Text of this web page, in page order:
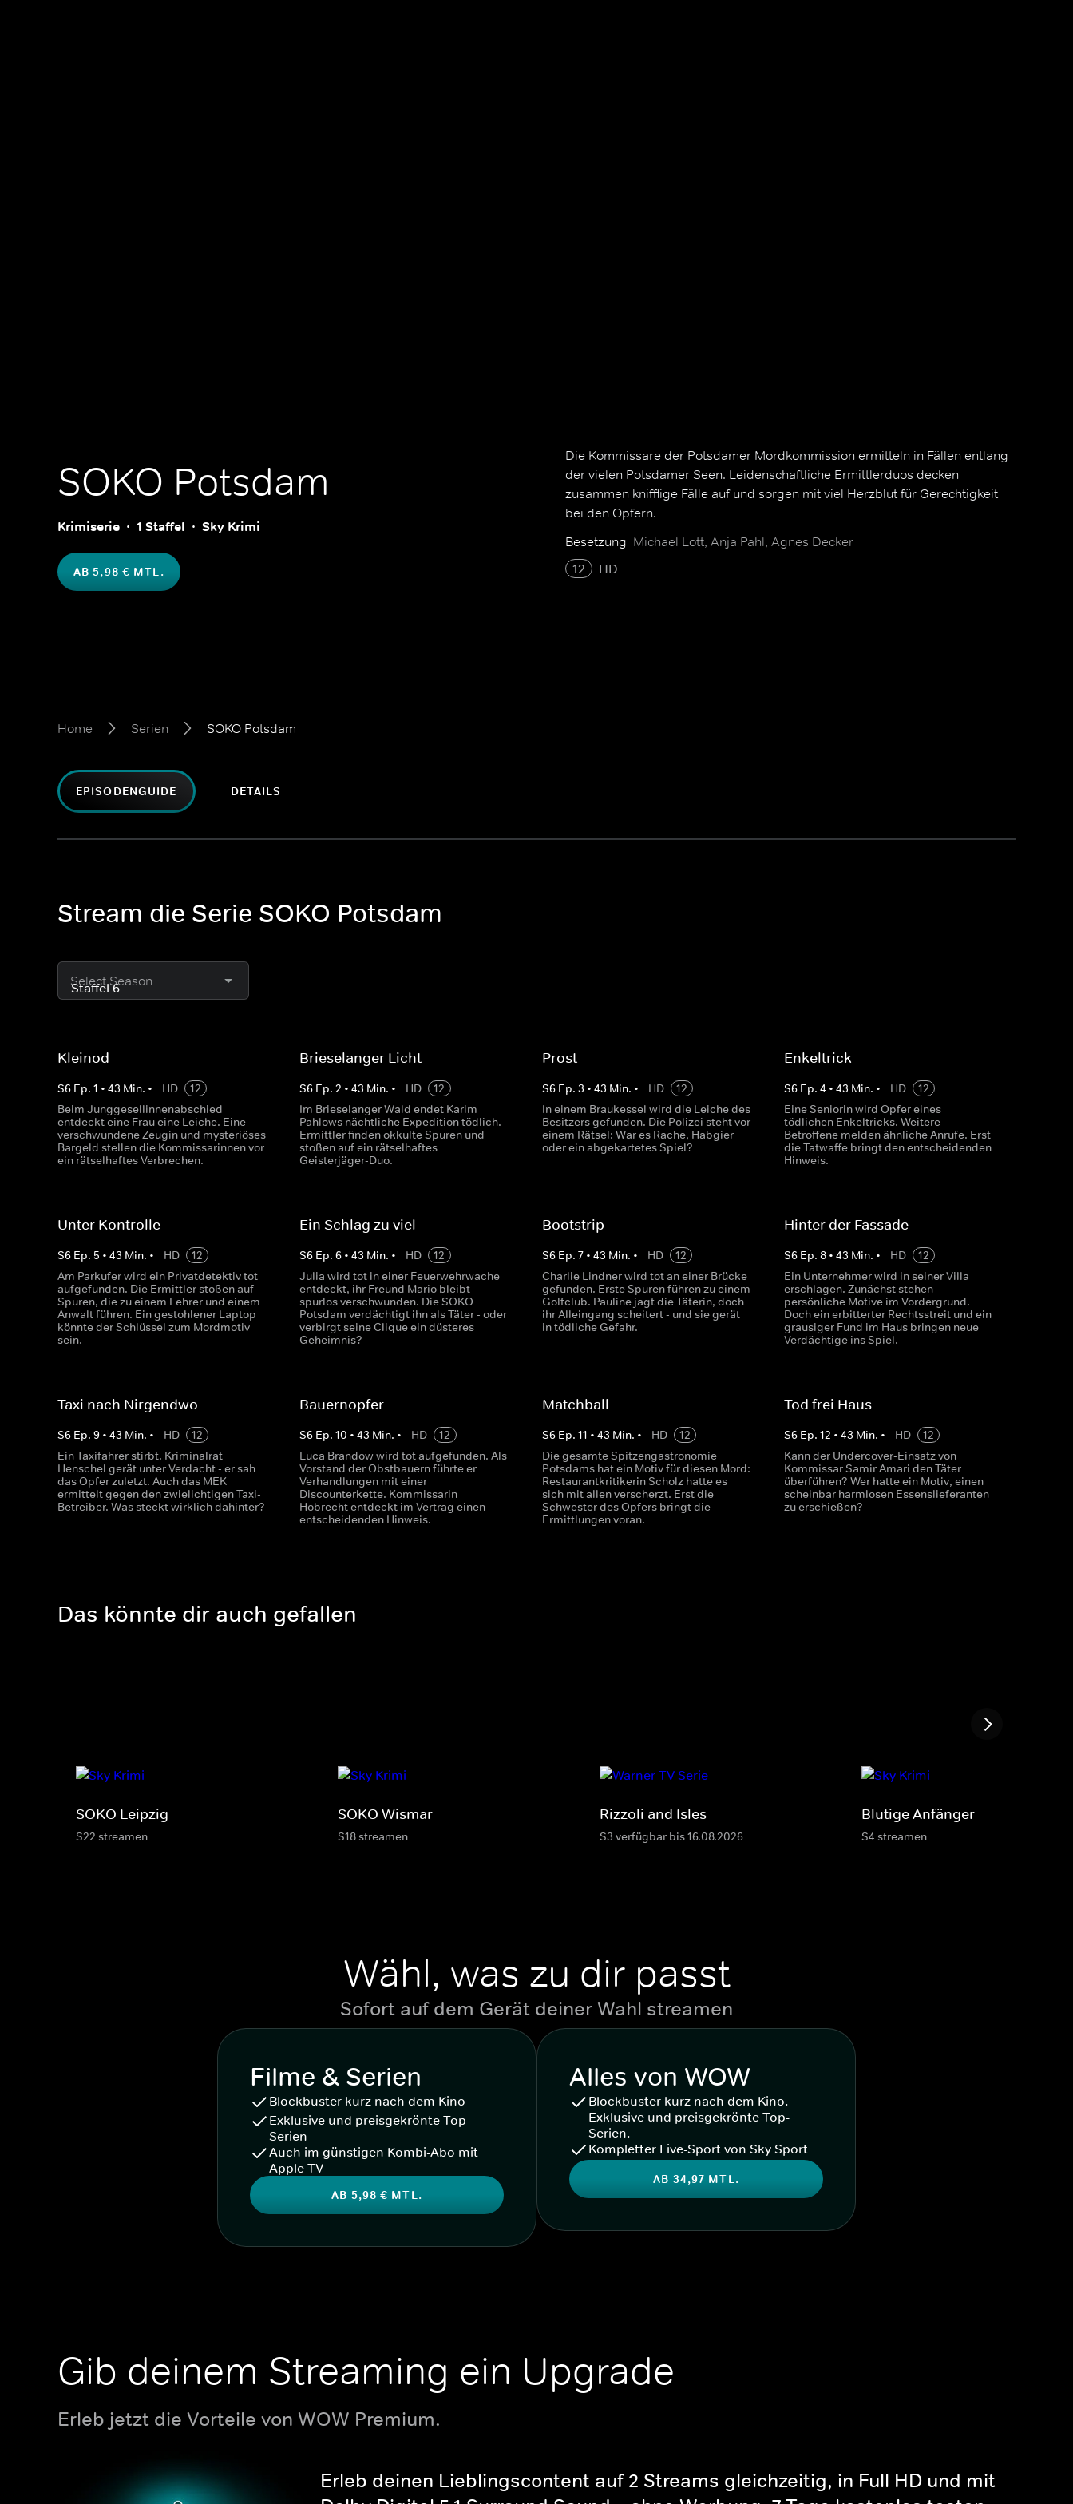
SOKO Potsdam
Krimiserie 1 Staffel Sky Krimi
AB 5,98 € MTL.
Die Kommissare der Potsdamer Mordkommission ermitteln in Fällen entlang
der vielen Potsdamer Seen. Leidenschaftliche Ermittlerduos decken
zusammen knifflige Fälle auf und sorgen mit viel Herzblut für Gerechtigkeit
bei den Opfern.
Besetzung Michael Lott, Anja Pahl, Agnes Decker
12
HD
Home Serien SOKO Potsdam
EPISODENGUIDE DETAILS
Stream die Serie SOKO Potsdam
Select Season
Kleinod
S6 Ep. 1 • 43 Min. • HD
12
Beim Junggesellinnenabschied
entdeckt eine Frau eine Leiche. Eine
verschwundene Zeugin und mysteriöses
Bargeld stellen die Kommissarinnen vor
ein rätselhaftes Verbrechen.
Brieselanger Licht
S6 Ep.2 •43 Min. • HD
12
Im Brieselanger Wald endet Karim
Pahlows nächtliche Expedition tödlich.
Ermittler finden okkulte Spuren und
stoßen auf ein rätselhaftes
Geisterjäger-Duo.
Prost
S6 Ep. 3 • 43 Min. • HD
12
In einem Braukessel wird die Leiche des
Besitzers gefunden. Die Polizei steht vor
einem Rätsel: War es Rache, Habgier
oder ein abgekartetes Spiel?
Enkeltrick
S6 Ep. 4 • 43 Min. • HD
12
Eine Seniorin wird Opfer eines
tödlichen Enkeltricks. Weitere
Betroffene melden ähnliche Anrufe. Erst
die Tatwaffe bringt den entscheidenden
Hinweis.
Unter Kontrolle
S6 Ep. 5 • 43 Min. • HD
12
Am Parkufer wird ein Privatdetektiv tot
aufgefunden. Die Ermittler stoßen auf
Spuren, die zu einem Lehrer und einem
Anwalt führen. Ein gestohlener Laptop
könnte der Schlüssel zum Mordmotiv
sein.
Ein Schlag zu viel
S6 Ep.6 •43 Min. • HD
12
Julia wird tot in einer Feuerwehrwache
entdeckt, ihr Freund Mario bleibt
spurlos verschwunden. Die SOKO
Potsdam verdächtigt ihn als Täter - oder
verbirgt seine Clique ein düsteres
Geheimnis?
Bootstrip
S6 Ep. 7• 43 Min. • HD
12
Charlie Lindner wird tot an einer Brücke
gefunden. Erste Spuren führen zu einem
Golfclub. Pauline jagt die Täterin, doch
ihr Alleingang scheitert - und sie gerät
in tödliche Gefahr.
Hinter der Fassade
S6 Ep. 8• 43 Min. • HD
12
Ein Unternehmer wird in seiner Villa
erschlagen. Zunächst stehen
persönliche Motive im Vordergrund.
Doch ein erbitterter Rechtsstreit und ein
grausiger Fund im Haus bringen neue
Verdächtige ins Spiel.
Taxi nach Nirgendwo
S6 Ep. 9 • 43 Min. • HD
12
Ein Taxifahrer stirbt. Kriminalrat
Henschel gerät unter Verdacht - er sah
das Opfer zuletzt. Auch das MEK
ermittelt gegen den zwielichtigen Taxi-
Betreiber. Was steckt wirklich dahinter?
Bauernopfer
S6 Ep.10 •43 Min. • HD
12
Luca Brandow wird tot aufgefunden. Als
Vorstand der Obstbauern führte er
Verhandlungen mit einer
Discounterkette. Kommissarin
Hobrecht entdeckt im Vertrag einen
entscheidenden Hinweis.
Matchball
S6 Ep. 11 • 43 Min. • HD
12
Die gesamte Spitzengastronomie
Potsdams hat ein Motiv für diesen Mord:
Restaurantkritikerin Scholz hatte es
sich mit allen verscherzt. Erst die
Schwester des Opfers bringt die
Ermittlungen voran.
Tod frei Haus
S6 Ep. 12 • 43 Min. • HD
12
Kann der Undercover-Einsatz von
Kommissar Samir Amari den Täter
überführen? Wer hatte ein Motiv, einen
scheinbar harmlosen Essenslieferanten
zu erschießen?
Das könnte dir auch gefallen
SOKO Leipzig
S22 streamen
SOKO Wismar
S18 streamen
Rizzoli and Isles
S3 verfügbar bis 16.08.2026
Blutige Anfänger
S4 streamen
Wähl, was zu dir passt
Sofort auf dem Gerät deiner Wahl streamen
Filme & Serien
Blockbuster kurz nach dem Kino
Exklusive und preisgekrönte Top-
Serien
Auch im günstigen Kombi-Abo mit
Apple TV
AB 5,98 € MTL.
Alles von WOW
Blockbuster kurz nach dem Kino.
Exklusive und preisgekrönte Top-
Serien.
Kompletter Live-Sport von Sky Sport
AB 34,97 MTL.
Gib deinem Streaming ein Upgrade
Erleb jetzt die Vorteile von WOW Premium.
Erleb deinen Lieblingscontent auf 2 Streams gleichzeitig, in Full HD und mit